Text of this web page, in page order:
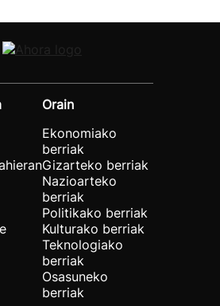
Orain
Ekonomiako
berriak
Gizarteko berriak
Nazioarteko
berriak
Politikako berriak
Kulturako berriak
Teknologiako
berriak
Osasuneko
berriak